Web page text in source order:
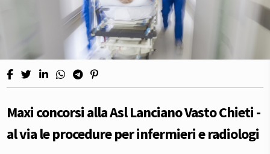
Maxi concorsi alla Asl Lanciano Vasto Chieti -
al via le procedure per infermieri e radiologi